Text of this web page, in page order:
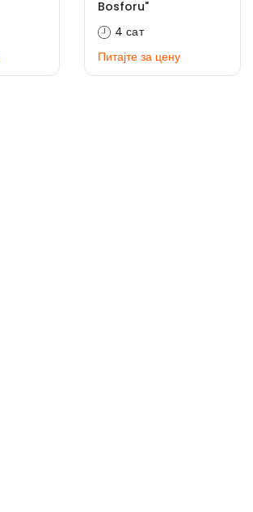
Bosforu"
4 сат
Питајте за цену